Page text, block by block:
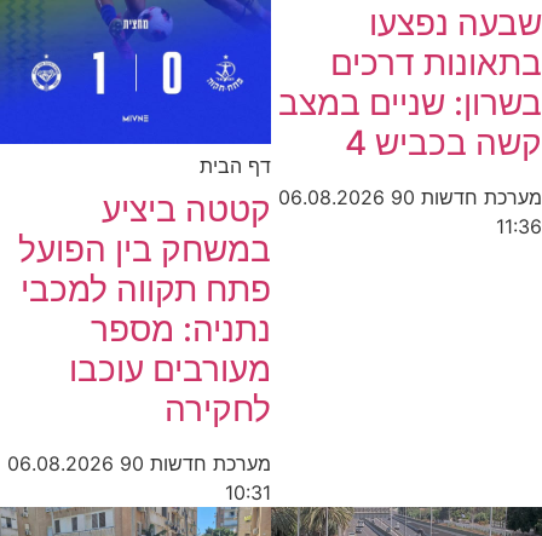
שבעה נפצעו
בתאונות דרכים
בשרון: שניים במצב
קשה בכביש 4
מערכת חדשות 90
06.08.2026
11:36
דף הבית
קטטה ביציע
במשחק בין הפועל
פתח תקווה למכבי
נתניה: מספר
מעורבים עוכבו
לחקירה
מערכת חדשות 90
06.08.2026
10:31